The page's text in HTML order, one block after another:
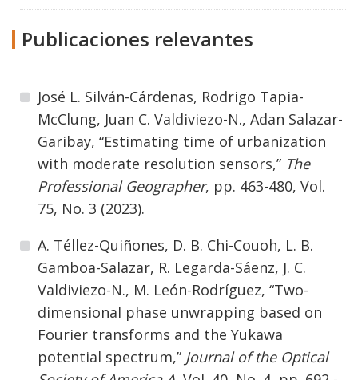
Publicaciones relevantes
José L. Silván-Cárdenas, Rodrigo Tapia-
McClung, Juan C. Valdiviezo-N., Adan Salazar-
Garibay, “Estimating time of urbanization
with moderate resolution sensors,” The
Professional Geographer, pp. 463-480, Vol.
75, No. 3 (2023).
A. Téllez-Quiñones, D. B. Chi-Couoh, L. B.
Gamboa-Salazar, R. Legarda-Sáenz, J. C.
Valdiviezo-N., M. León-Rodríguez, “Two-
dimensional phase unwrapping based on
Fourier transforms and the Yukawa
potential spectrum,” Journal of the Optical